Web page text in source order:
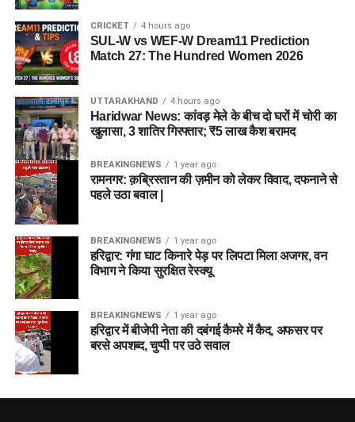
CRICKET 4 hours ago
SUL-W vs WEF-W Dream11 Prediction
Match 27: The Hundred Women 2026
UTTARAKHAND 4 hours ago
Haridwar News: कांवड़ मेले के बीच दो घरों में चोरी का
खुलासा, 3 शातिर गिरफ्तार; ₹5 लाख कैश बरामद
BREAKINGNEWS 1 year ago
रामनगर: क़ब्रिस्तान की ज़मीन को लेकर विवाद, दफनाने से
पहले उठा बवाल |
BREAKINGNEWS 1 year ago
हरिद्वार: गंगा घाट किनारे पेड़ पर लिपटा मिला अजगर, वन
विभाग ने किया सुरक्षित रेस्क्यू
BREAKINGNEWS 1 year ago
हरिद्वार में बीजेपी नेता की दबंगई कैमरे में कैद, अफसर पर
बरसे अपशब्द, चुप्पी पर उठे सवाल